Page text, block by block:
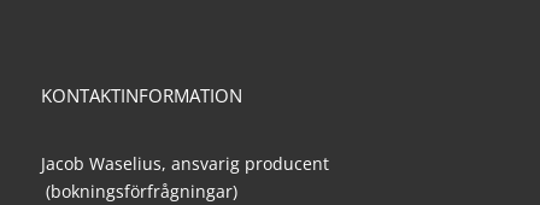
KONTAKTINFORMATION
Jacob Waselius, ansvarig producent
(bokningsförfrågningar)